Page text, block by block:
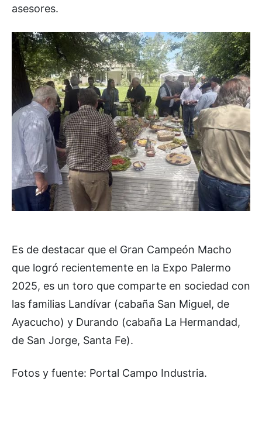
asesores.
Es de destacar que el Gran Campeón Macho
que logró recientemente en la Expo Palermo
2025, es un toro que comparte en sociedad con
las familias Landívar (cabaña San Miguel, de
Ayacucho) y Durando (cabaña La Hermandad,
de San Jorge, Santa Fe).
Fotos y fuente: Portal Campo Industria.